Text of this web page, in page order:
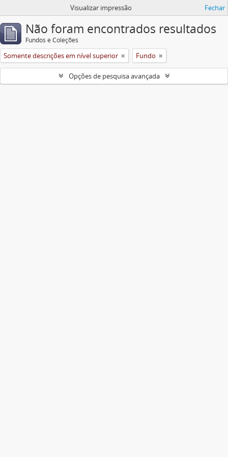
Visualizar impressão Fechar
Não foram encontrados resultados
Fundos e Coleções
Somente descrições em nível superior Fundo
Opções de pesquisa avançada